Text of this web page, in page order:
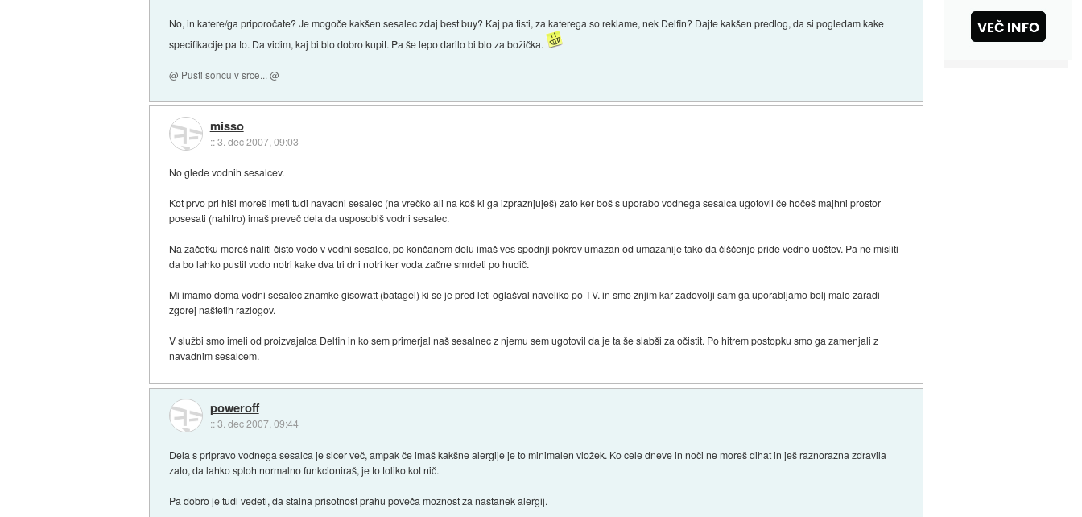
No, in katere/ga priporočate? Je mogoče kakšen sesalec zdaj best buy? Kaj pa tisti, za katerega so reklame, nek Delfin? Dajte kakšen predlog, da si pogledam kake
specifikacije pa to. Da vidim, kaj bi blo dobro kupit. Pa še lepo darilo bi blo za božička.
@ Pusti soncu v srce... @
misso
::3. dec 2007, 09:03
No glede vodnih sesalcev.
Kot prvo pri hiši moreš imeti tudi navadni sesalec (na vrečko ali na koš ki ga izpraznjuješ) zato ker boš s uporabo vodnega sesalca ugotovil če hočeš majhni prostor
posesati (nahitro) imaš preveč dela da usposobiš vodni sesalec.
Na začetku moreš naliti čisto vodo v vodni sesalec, po končanem delu imaš ves spodnji pokrov umazan od umazanije tako da čiščenje pride vedno uoštev. Pa ne misliti
da bo lahko pustil vodo notri kake dva tri dni notri ker voda začne smrdeti po hudič.
Mi imamo doma vodni sesalec znamke gisowatt (batagel) ki se je pred leti oglašval naveliko po TV. in smo znjim kar zadovolji sam ga uporabljamo bolj malo zaradi
zgorej naštetih razlogov.
V službi smo imeli od proizvajalca Delfin in ko sem primerjal naš sesalnec z njemu sem ugotovil da je ta še slabši za očistit. Po hitrem postopku smo ga zamenjali z
navadnim sesalcem.
poweroff
::3. dec 2007, 09:44
Dela s pripravo vodnega sesalca je sicer več, ampak če imaš kakšne alergije je to minimalen vložek. Ko cele dneve in noči ne moreš dihat in ješ raznorazna zdravila
zato, da lahko sploh normalno funkcioniraš, je to toliko kot nič.
Pa dobro je tudi vedeti, da stalna prisotnost prahu poveča možnost za nastanek alergij.